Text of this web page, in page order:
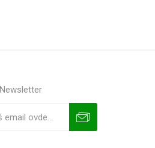
Newsletter